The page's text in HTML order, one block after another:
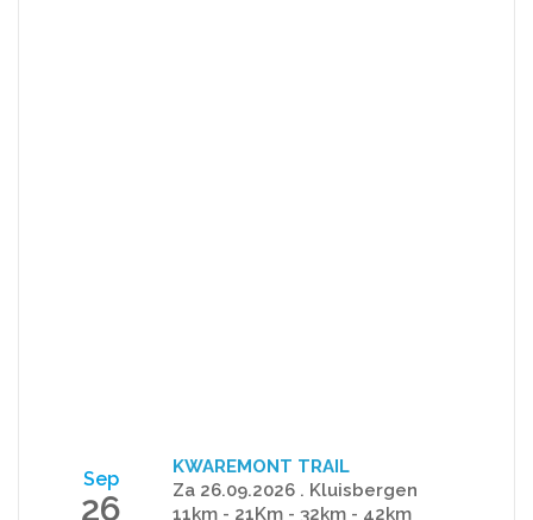
Sep
26
KWAREMONT TRAIL
Za 26.09.2026 . Kluisbergen
11km - 21Km - 32km - 42km